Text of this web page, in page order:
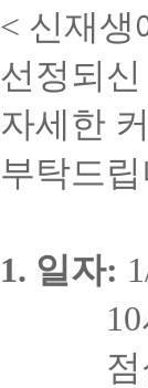
< 신재생
선정되
자세한
부탁드
1. 일자:
10
점심